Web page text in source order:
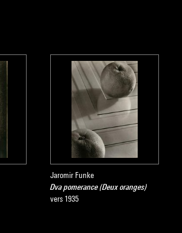
Jaromir Funke
Dva pomerance (Deux oranges)
vers 1935